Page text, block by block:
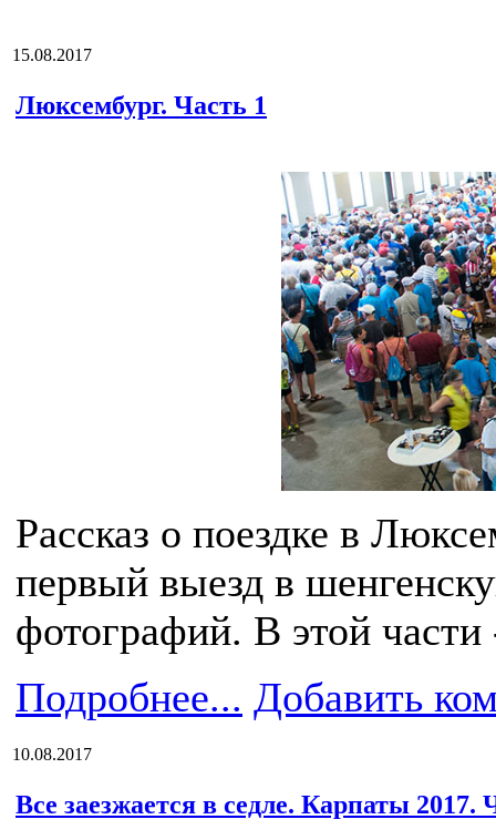
15.08.2017
Люксембург. Часть 1
Рассказ о поездке в
первый выезд в
фотографий. В этой
Подробнее... Добавить
10.08.2017
Все заезжается в седле. Карпаты 2017.